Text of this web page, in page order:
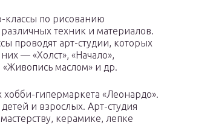
классы по рисованию
техник и материалов.
проводят арт-студии, которых
— «Холст», «Начало»,
«Живопись маслом» и др.
хобби-гипермаркета «Леонардо».
и взрослых. Арт-студия
керамике, лепке